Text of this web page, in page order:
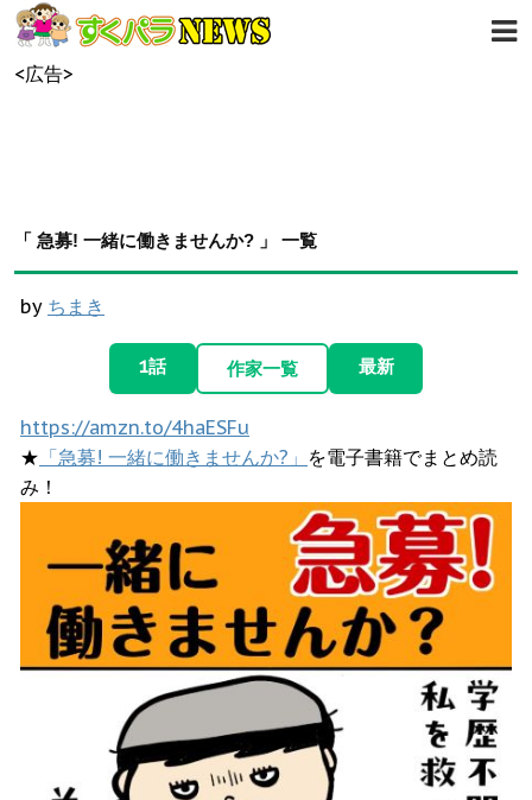
<広告>
「 急募! 一緒に働きませんか? 」 一覧
by ちまき
1話 作家一覧 最新
https://amzn.to/4haESFu
★ 「急募! 一緒に働きませんか?」 を電子書籍でまとめ読
み！